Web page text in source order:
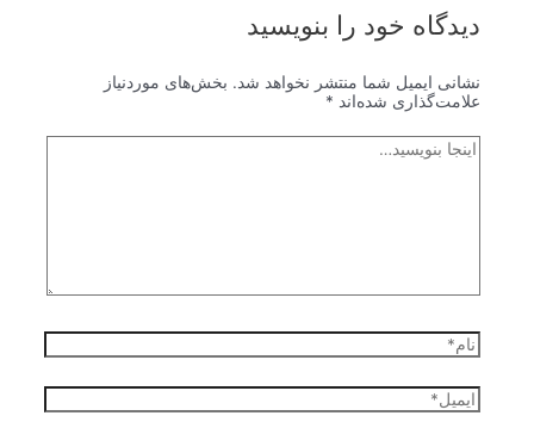
دیدگاه‌ خود را بنویسید
نشانی ایمیل شما منتشر نخواهد شد. بخش‌های موردنیاز
علامت‌گذاری شده‌اند *
اینجا
بنویسید…
نام*
ایمیل*